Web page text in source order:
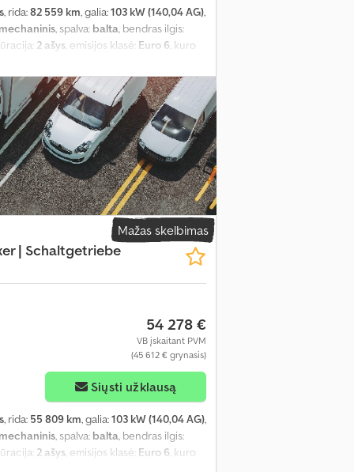
, rida:82 559 km, galia:103 kW (140,04 AG),
mechaninis, spalva: balta, bendras ilgis:
2 ašys, emisijos klasė: Euro 6, kuro
, Įranga:ABS,
stabilumo programa (ESP),
pilna techninės priežiūros istorija,
viengulės lovos, virtuvė transporto
Mažas skelbimas
| Schaltgetriebe
54 278 €
VB įskaitant PVM
(45 612 € grynasis)
Siųsti užklausą
, rida: 55 809 km, galia:103 kW (140,04 AG),
mechaninis , spalva: balta , bendras ilgis:
2 ašys , emisijos klasė: Euro 6 , kuro